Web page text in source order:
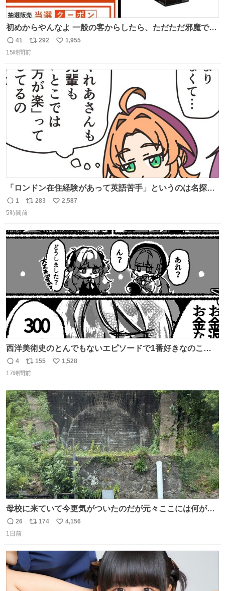
初めからやんなよ 一般の客からしたら、ただただ邪魔でし
かないのよ
返
信
41
リ
ポ
ト
数
292
い
数
1,955
15時間前
「ロンドン在住経験があって英語苦手」というのは名探偵
としては「妙だな」ってなるところなのに、小林みくるだ
からスルーされている小林クオリティ。
返
信
1
リ
ポ
ト
283
い
数
2,587
5時間前
西洋美術史のとんでもないエピソードで1番好きなのこれ
モネのエピソード大体面白い #絵がみの美術史創作
返
信
4
リ
ポ
ト
数
155
い
数
1,528
17時間前
母校に来ていて今更気がついたのだが元々ここには何があ
ったのだろう…？_:(´ཀ`」 ∠):
返
信
26
リ
ト
数
174
い
4,156
1日前